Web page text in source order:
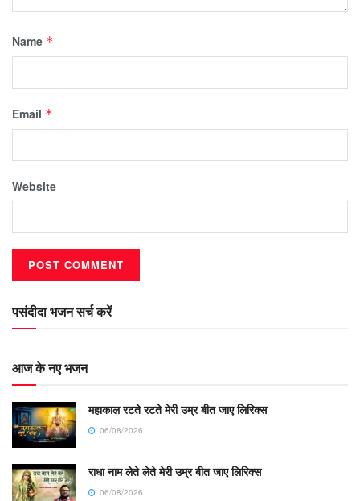
Name *
Email *
Website
पसंदीदा भजन सर्च करें
आज के नए भजन
महाकाल रटते रटते मेरी उम्र बीत जाए लिरिक्स
06/08/2026
राधा नाम लेते लेते मेरी उम्र बीत जाए लिरिक्स
06/08/2026